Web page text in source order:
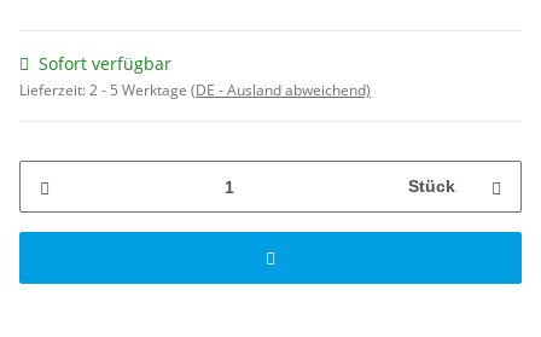
Sofort verfügbar
Lieferzeit:2 - 5 Werktage (DE - Ausland abweichend)
Stück